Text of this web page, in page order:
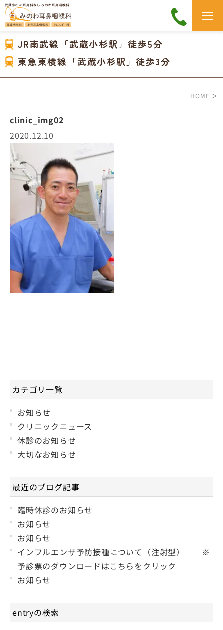
武蔵小杉の耳鼻科なら みのわ耳鼻咽喉科
JR南武線「武蔵小杉駅」徒歩5分
東急東横線「武蔵小杉駅」徒歩3分
HOME ＞
clinic_img02
2020.12.10
カテゴリ一覧
お知らせ
クリニックニュース
休診のお知らせ
大切なお知らせ
最近のブログ記事
臨時休診のお知らせ
お知らせ
お知らせ
インフルエンザ予防接種について（注射型） ※
予診票のダウンロードはこちらをクリック
お知らせ
entryの検索